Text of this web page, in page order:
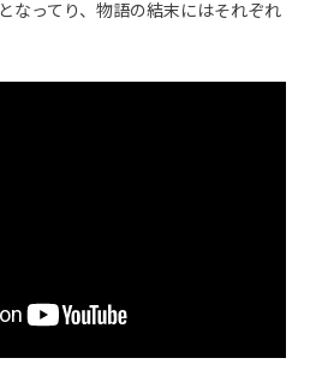
なってり、物語の結末にはそれぞれ